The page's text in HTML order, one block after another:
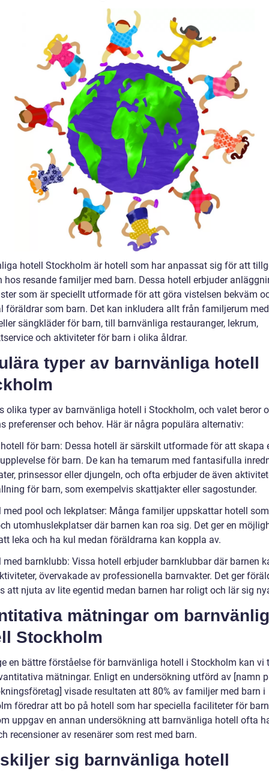
hotell Stockholm är hotell som har anpassat sig för att
hos resande familjer med barn. Dessa hotell erbjuder
som är speciellt utformade för att göra vistelsen bekväm
föräldrar som barn. Det kan inkludera allt från familjerum
sängkläder för barn, till barnvänliga restauranger, lekrum,
och aktiviteter för barn i olika åldrar.
typer av barnvänliga hotell
olika typer av barnvänliga hotell i Stockholm, och valet beror
preferenser och behov. Här är några populära alternativ:
för barn: Dessa hotell är särskilt utformade för att skapa
för barn. De kan ha temarum med fantasifulla
prinsessor eller djungeln, och ofta erbjuder de även
för barn, som exempelvis skattjakter eller sagostunder.
med pool och lekplatser: Många familjer uppskattar hotell
utomhuslekplatser där barnen kan roa sig. Det ger en
leka och ha kul medan föräldrarna kan koppla av.
med barnklubb: Vissa hotell erbjuder barnklubbar där barnen
övervakade av professionella barnvakter. Det ger
att njuta av lite egentid medan barnen har roligt och lär sig
mätningar om
Stockholm
en bättre förståelse för barnvänliga hotell i Stockholm kan vi
mätningar. Enligt en undersökning utförd av [namn
visade resultaten att 80% av familjer med barn i
föredrar att bo på hotell som har speciella faciliteter för
uppgav en annan undersökning att barnvänliga hotell ofta
recensioner av resenärer som rest med barn.
sig barnvänliga hotell